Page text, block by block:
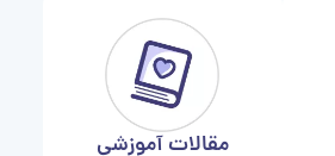
مقالات آموزشی